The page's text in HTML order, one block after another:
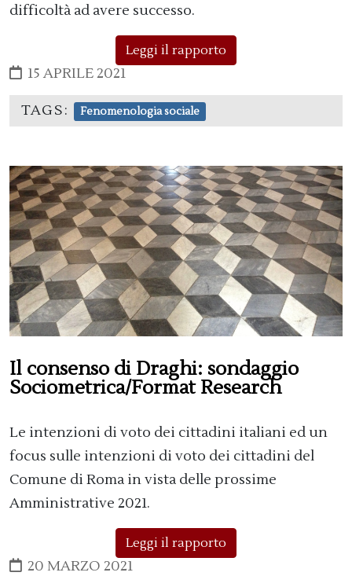
difficoltà ad avere successo.
Leggi il rapporto
15 APRILE 2021
TAGS: Fenomenologia sociale
Il consenso di Draghi: sondaggio
Sociometrica/Format Research
Le intenzioni di voto dei cittadini italiani ed un
focus sulle intenzioni di voto dei cittadini del
Comune di Roma in vista delle prossime
Amministrative 2021.
Leggi il rapporto
20 MARZO 2021